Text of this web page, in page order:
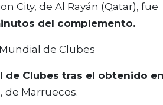
City, de Al Rayán (Qatar), fue
del complemento.
de Clubes tras el obtenido en
de Marruecos.